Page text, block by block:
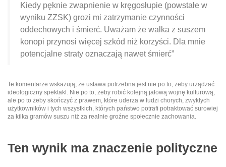
Kiedy pęknie zwapnienie w kręgosłupie (powstałe w
wyniku ZZSK) grozi mi zatrzymanie czynności
oddechowych i śmierć. Uważam że walka z suszem
konopi przynosi więcej szkód niż korzyści. Dla mnie
potencjalne straty oznaczają nawet śmierć”
Te komentarze wskazują, że ustawa potrzebna jest nie po to, żeby urządzać
ideologiczny spektakl. Nie po to, żeby robić kolejną jałową wojnę kulturową,
ale po to żeby skończyć z prawem, które uderza w ludzi chorych, zwykłych
użytkowników i tych wszystkich, których państwo potrafi potraktować surowiej
za kilka gramów suszu niż za realnie groźne społecznie zachowania.
Ten wynik ma znaczenie polityczne